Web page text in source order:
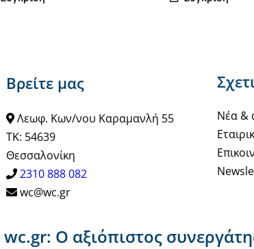
Βρείτε μας
Λεωφ. Κων/νου Καραμανλή 55
ΤΚ: 54639
Θεσσαλονίκη
2310 888 082
wc@wc.gr
Νέα &
wc.gr: Ο αξιόπιστος